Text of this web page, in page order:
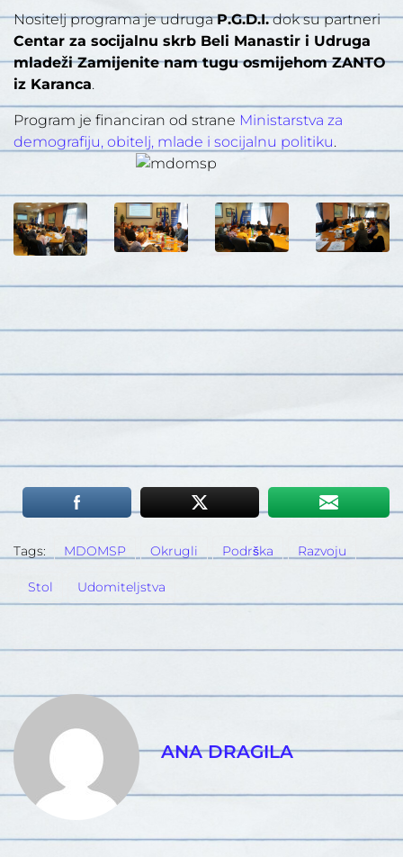
Nositelj programa je udrugaP.G.D.I.dok su partneri
Centar za socijalnu skrb Beli Manastir i Udruga
mladeži Zamijenite nam tugu osmijehom ZANTO
iz Karanca.
Program je financiran od strane Ministarstva za
demografiju, obitelj, mlade i socijalnu politiku.
Tags: MDOMSP Okrugli Podrška Razvoju
Stol Udomiteljstva
ANA DRAGILA